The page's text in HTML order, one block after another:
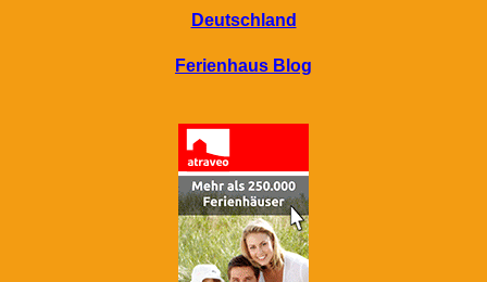
Deutschland
Ferienhaus Blog